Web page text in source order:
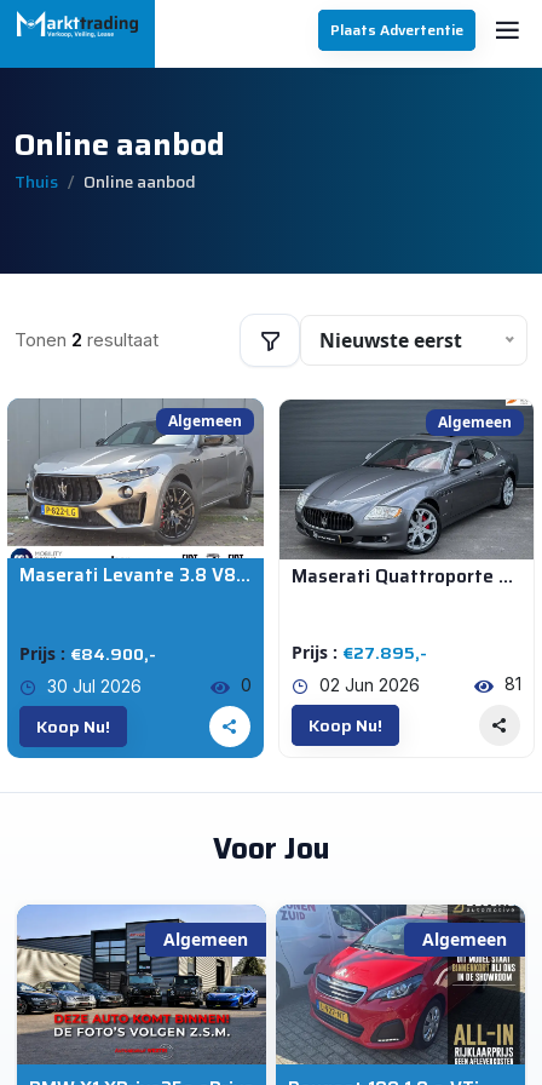
Plaats Advertentie
Online aanbod
Thuis Online aanbod
Tonen 2 resultaat Nieuwste eerst
Filters
Maserati
Model
KM VAN
Vanaf
KM TOT
Tot
Algemeen
Maserati Levante 3.8 V8 GTS | Schuif-kanteldak | Adaptive Cruise Control | Dealeronderhouden
Prijs : €84.900,-
30 Jul 2026 0
Koop Nu!
Algemeen
Maserati Quattroporte 4.2 Bose, Massage, schuif/kanteldak, Rode Leder interieur, 19'' velgen, Navi
Prijs : €27.895,-
02 Jun 2026 81
Koop Nu!
Voor Jou
Algemeen Algemeen